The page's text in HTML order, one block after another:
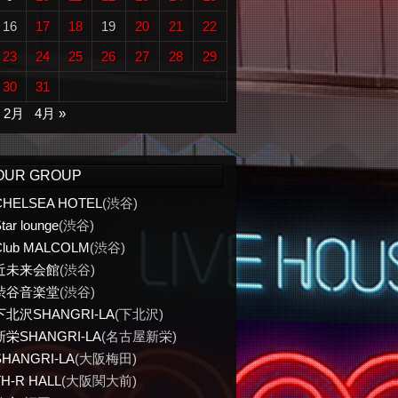
16
17 18 19 20 21
22
23
24 25 26 27 28
29
30
31
2月
4月 »
GROUP
HOTEL(渋谷)
lounge(渋谷)
MALCOLM(渋谷)
未来会館(渋谷)
谷音楽堂(渋谷)
北沢SHANGRI-LA(下北沢)
栄SHANGRI-LA(名古屋新栄)
LA(大阪梅田)
R HALL(大阪関大前)